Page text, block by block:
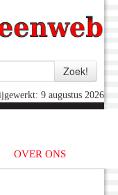
9 augustus 2026
OVER ONS